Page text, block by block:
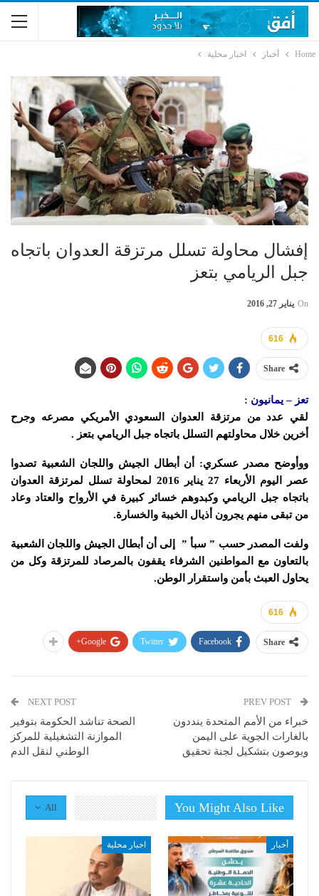
Home أخبار اخبار محلية
إفشال محاولة تسلل مرتزقة العدوان باتجاه
جبل الريامي بتعز
On يناير 27, 2016
616
Share
تعز – يمانيون :
لقي عدد من مرتزقة العدوان السعودي الأمريكي مصرعه وجرح
أخرين خلال محاولتهم التسلل باتجاه جبل الريامي بتعز .
ووأوضح مصدر عسكري: أن أبطال الجيش واللجان الشعبية تصدوا
عصر اليوم الأربعاء 27 يناير 2016 لمحاولة تسلل لمرتزقة العدوان
باتجاه جبل الريامي وكبدوهم خسائر كبيرة في الأرواح والعتاد وعاد
من تبقى منهم يجرون أذيال الخيبة والخسارة.
ولفت المصدر حسب ” سبأ ” إلى أن أبطال الجيش واللجان الشعبية
بالتعاون مع المواطنين الشرفاء يقفون بالمرصاد للمرتزقة وكل من
يحاول العبث بأمن واستقرار الوطن.
616
Share
Facebook
Twitter
Google+
خبراء من الأمم المتحدة ينددون
بالغارات الجوية على اليمن
ويوصون بتشكيل لجنة تحقيق
NEXT POST
الصحة تناشد الحكومة بتوفير
الموازنة التشغيلية للمركز
الوطني لنقل الدم
All You Might Also Like
أخبار اخبار محلية